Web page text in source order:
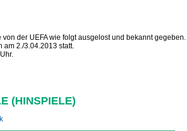
der UEFA wie folgt ausgelost und bekannt gegeben.
2./3.04.2013 statt.
(HINSPIELE)